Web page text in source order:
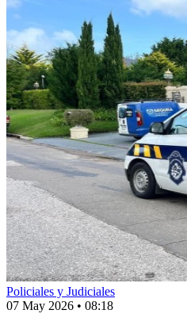
Policiales y Judiciales
07 May 2026 • 08:18